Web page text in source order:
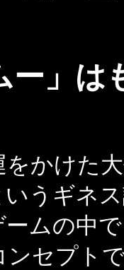
ー」は
かけた
いうギネ
ームの中
ンセプト